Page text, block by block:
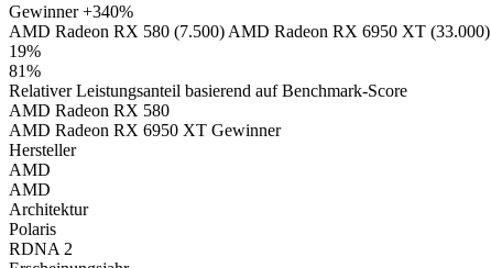
Gewinner+340%
AMD Radeon RX 580 (7.500) AMD Radeon RX 6950 XT (33.000)
19%
81%
Relativer Leistungsanteil basierend auf Benchmark-Score
AMD Radeon RX 580
AMD Radeon RX 6950 XT Gewinner
Hersteller
AMD
AMD
Architektur
Polaris
RDNA 2